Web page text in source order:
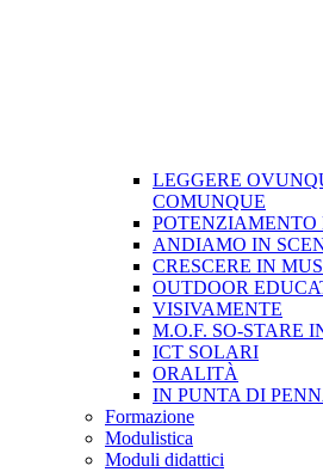
LEGGERE
COMUNQUE
POTENZIAMENTO
ANDIAMO IN
CRESCERE IN
OUTDOOR
VISIVAMENTE
M.O.F. SO-STARE
ICT SOLARI
ORALITÀ
IN PUNTA DI
Formazione
Modulistica
Moduli didattici